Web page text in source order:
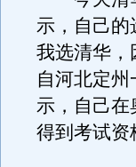
示，自己的
我选清华，
自河北定
示，自己在
得到考试资